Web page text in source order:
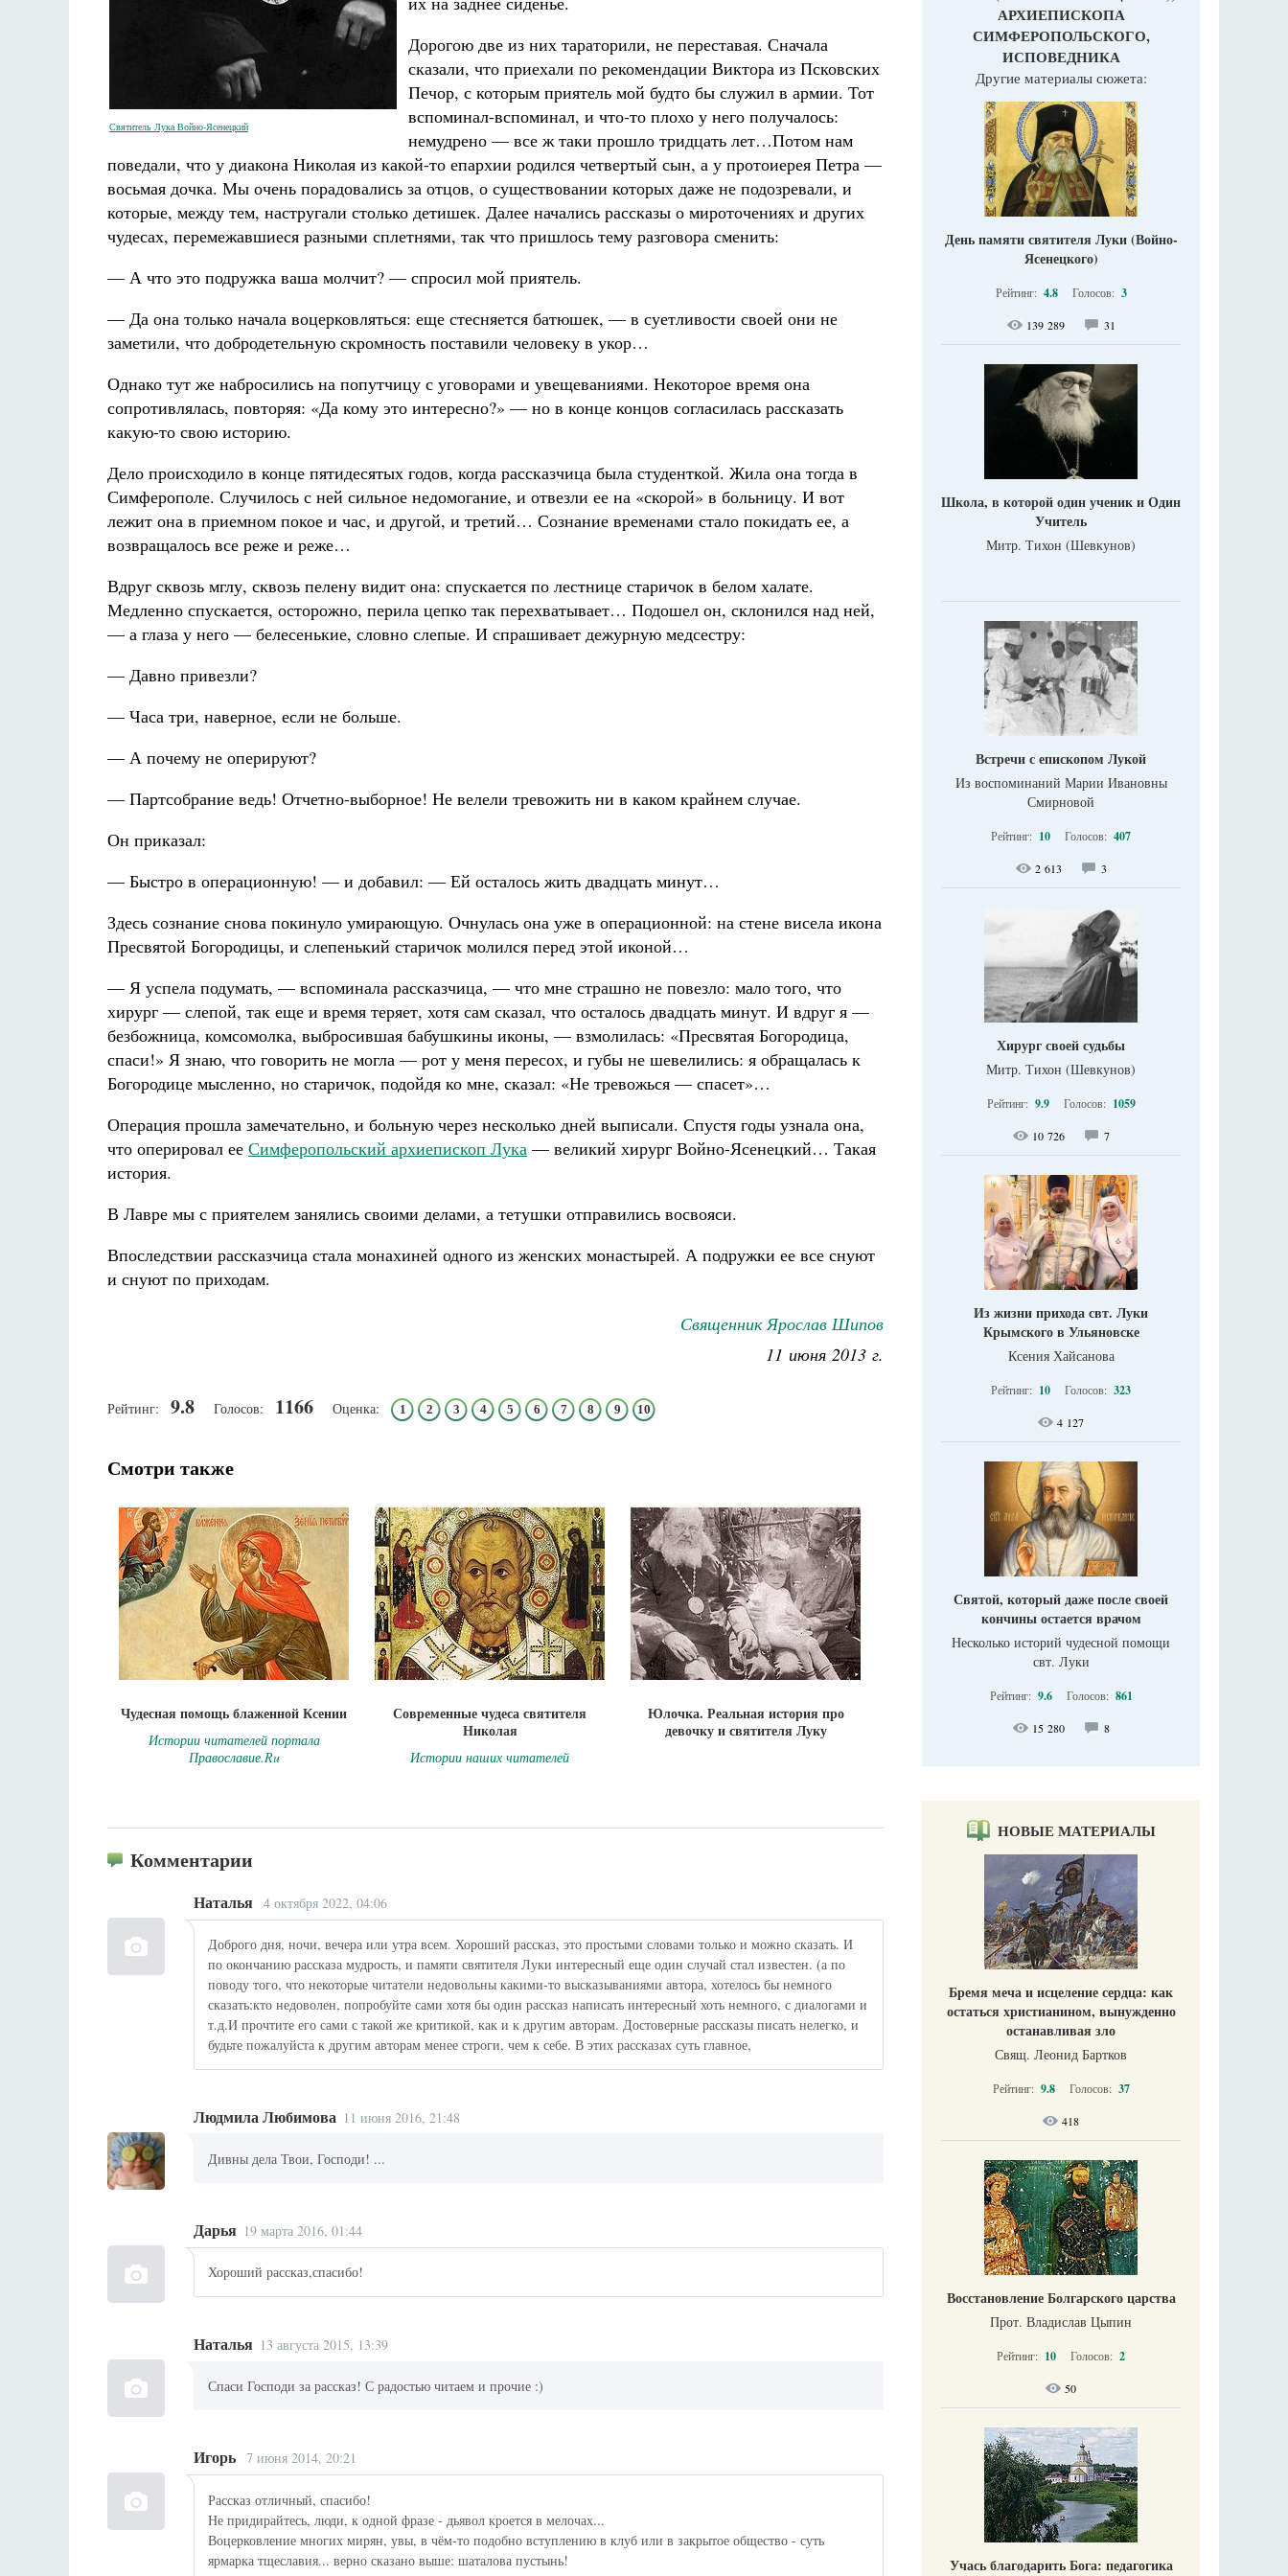
Святитель Лука Войно-Ясенецкий
Дорогою две из них тараторили, не переставая. Сначала
сказали, что приехали по рекомендации Виктора из Псковских
Печор, с которым приятель мой будто бы служил в армии. Тот
вспоминал-вспоминал, и что-то плохо у него получалось:
немудрено — все ж таки прошло тридцать лет…Потом нам
поведали, что у диакона Николая из какой-то епархии родился четвертый сын, а у протоиерея Петра —
восьмая дочка. Мы очень порадовались за отцов, о существовании которых даже не подозревали, и
которые, между тем, настругали столько детишек. Далее начались рассказы о мироточениях и других
чудесах, перемежавшиеся разными сплетнями, так что пришлось тему разговора сменить:
— А что это подружка ваша молчит? — спросил мой приятель.
— Да она только начала воцерковляться: еще стесняется батюшек, — в суетливости своей они не
заметили, что добродетельную скромность поставили человеку в укор…
Однако тут же набросились на попутчицу с уговорами и увещеваниями. Некоторое время она
сопротивлялась, повторяя: «Да кому это интересно?» — но в конце концов согласилась рассказать
какую-то свою историю.
Дело происходило в конце пятидесятых годов, когда рассказчица была студенткой. Жила она тогда в
Симферополе. Случилось с ней сильное недомогание, и отвезли ее на «скорой» в больницу. И вот
лежит она в приемном покое и час, и другой, и третий… Сознание временами стало покидать ее, а
возвращалось все реже и реже…
Вдруг сквозь мглу, сквозь пелену видит она: спускается по лестнице старичок в белом халате.
Медленно спускается, осторожно, перила цепко так перехватывает… Подошел он, склонился над ней,
— а глаза у него — белесенькие, словно слепые. И спрашивает дежурную медсестру:
— Давно привезли?
— Часа три, наверное, если не больше.
— А почему не оперируют?
— Партсобрание ведь! Отчетно-выборное! Не велели тревожить ни в каком крайнем случае.
Он приказал:
— Быстро в операционную! — и добавил: — Ей осталось жить двадцать минут…
Здесь сознание снова покинуло умирающую. Очнулась она уже в операционной: на стене висела икона
Пресвятой Богородицы, и слепенький старичок молился перед этой иконой…
— Я успела подумать, — вспоминала рассказчица, — что мне страшно не повезло: мало того, что
хирург — слепой, так еще и время теряет, хотя сам сказал, что осталось двадцать минут. И вдруг я —
безбожница, комсомолка, выбросившая бабушкины иконы, — взмолилась: «Пресвятая Богородица,
спаси!» Я знаю, что говорить не могла — рот у меня пересох, и губы не шевелились: я обращалась к
Богородице мысленно, но старичок, подойдя ко мне, сказал: «Не тревожься — спасет»…
Операция прошла замечательно, и больную через несколько дней выписали. Спустя годы узнала она,
что оперировал ее Симферопольский архиепископ Лука — великий хирург Войно-Ясенецкий… Такая
история.
В Лавре мы с приятелем занялись своими делами, а тетушки отправились восвояси.
Впоследствии рассказчица стала монахиней одного из женских монастырей. А подружки ее все снуют
и снуют по приходам.
Священник Ярослав Шипов
11 июня 2013 г.
Рейтинг: 9.8 Голосов: 1166 Оценка: 1 2 3 4 5 6 7 8 9 10
Смотри также
Чудесная помощь блаженной Ксении
Истории читателей портала
Православие.Ru
Современные чудеса святителя
Николая
Истории наших читателей
Юлочка. Реальная история про
девочку и святителя Луку
Комментарии
Наталья 4 октября 2022, 04:06
Доброго дня, ночи, вечера или утра всем. Хороший рассказ, это простыми словами только и можно сказать. И
по окончанию рассказа мудрость, и памяти святителя Луки интересный еще один случай стал известен. (а по
поводу того, что некоторые читатели недовольны какими-то высказываниями автора, хотелось бы немного
сказать:кто недоволен, попробуйте сами хотя бы один рассказ написать интересный хоть немного, с диалогами и
т.д.И прочтите его сами с такой же критикой, как и к другим авторам. Достоверные рассказы писать нелегко, и
будьте пожалуйста к другим авторам менее строги, чем к себе. В этих рассказах суть главное,
Людмила Любимова 11 июня 2016, 21:48
Дивны дела Твои, Господи! ...
Дарья 19 марта 2016, 01:44
Хороший рассказ,спасибо!
Наталья 13 августа 2015, 13:39
Спаси Господи за рассказ! С радостью читаем и прочие :)
Игорь 7 июня 2014, 20:21
Рассказ отличный, спасибо!
Не придирайтесь, люди, к одной фразе - дьявол кроется в мелочах...
Воцерковление многих мирян, увы, в чём-то подобно вступлению в клуб или в закрытое общество - суть
ярмарка тщеславия... верно сказано выше: шаталова пустынь!
АРХИЕПИСКОПА
СИМФЕРОПОЛЬСКОГО,
ИСПОВЕДНИКА
Другие материалы сюжета:
День памяти святителя Луки (Войно-
Ясенецкого)
Рейтинг: 4.8 Голосов: 3
139 289 31
Школа, в которой один ученик и Один
Учитель
Митр. Тихон (Шевкунов)
Встречи с епископом Лукой
Из воспоминаний Марии Ивановны
Смирновой
Рейтинг: 10 Голосов: 407
2 613 3
Хирург своей судьбы
Митр. Тихон (Шевкунов)
Рейтинг: 9.9 Голосов: 1059
10 726 7
Из жизни прихода свт. Луки
Крымского в Ульяновске
Ксения Хайсанова
Рейтинг: 10 Голосов: 323
4 127
Святой, который даже после своей
кончины остается врачом
Несколько историй чудесной помощи
свт. Луки
Рейтинг: 9.6 Голосов: 861
15 280 8
НОВЫЕ МАТЕРИАЛЫ
Бремя меча и исцеление сердца: как
остаться христианином, вынужденно
останавливая зло
Свящ. Леонид Бартков
Рейтинг: 9.8 Голосов: 37
418
Восстановление Болгарского царства
Прот. Владислав Цыпин
Рейтинг: 10 Голосов: 2
50
Учась благодарить Бога: педагогика